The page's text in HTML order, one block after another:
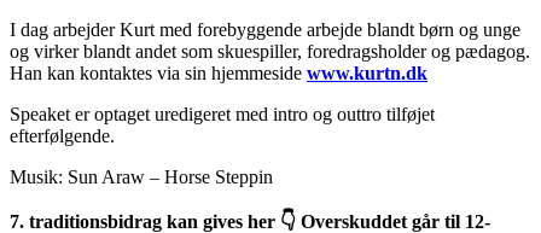
I dag arbejder Kurt med forebyggende arbejde blandt børn og unge
og virker blandt andet som skuespiller, foredragsholder og pædagog.
Han kan kontaktes via sin hjemmeside www.kurtn.dk
Speaket er optaget uredigeret med intro og outtro tilføjet
efterfølgende.
Musik: Sun Araw – Horse Steppin
7. traditionsbidrag kan gives her 👇 Overskuddet går til 12-